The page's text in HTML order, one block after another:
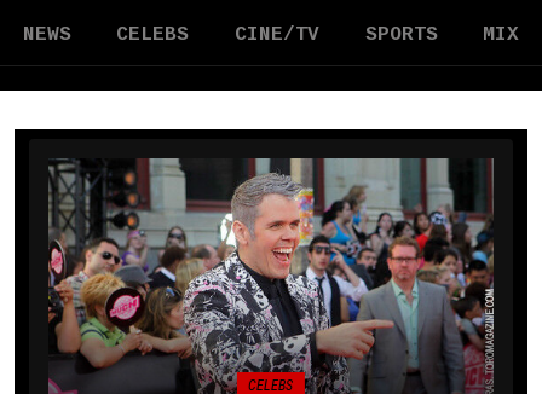
NEWS CELEBS CINE/TV SPORTS MIX
CELEBS